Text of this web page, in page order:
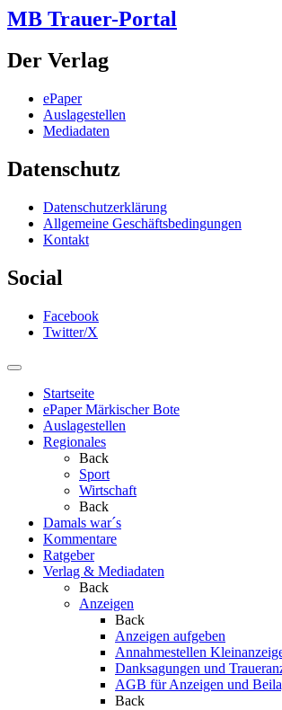
MB Trauer-Portal
Der Verlag
ePaper
Auslagestellen
Mediadaten
Datenschutz
Datenschutzerklärung
Allgemeine Geschäftsbedingungen
Kontakt
Social
Facebook
Twitter/X
Startseite
ePaper Märkischer Bote
Auslagestellen
Regionales
Back
Sport
Wirtschaft
Back
Damals war´s
Kommentare
Ratgeber
Verlag & Mediadaten
Back
Anzeigen
Back
Anzeigen aufgeben
Annahmestellen
Danksagungen und
AGB für Anzeigen und
Back